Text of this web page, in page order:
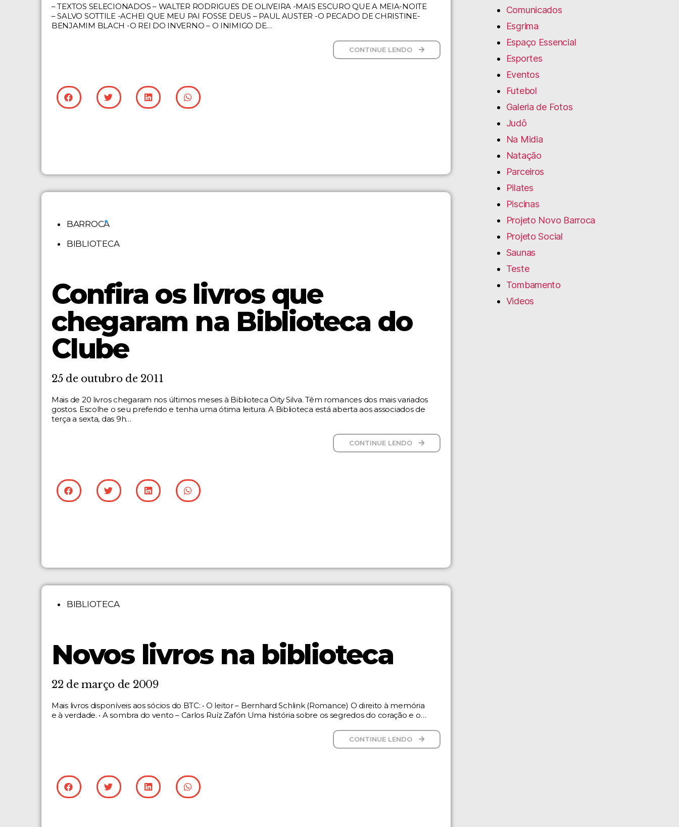
– TEXTOS SELECIONADOS – WALTER RODRIGUES DE OLIVEIRA -MAIS ESCURO QUE A MEIA-NOITE
– SALVO SOTTILE -ACHEI QUE MEU PAI FOSSE DEUS – PAUL AUSTER -O PECADO DE CHRISTINE-
BENJAMIM BLACH -O REI DO INVERNO – O INIMIGO DE…
CONTINUE LENDO
BARROCA
•
BIBLIOTECA
Confira os livros que
chegaram na Biblioteca do
Clube
25 de outubro de 2011
Mais de 20 livros chegaram nos últimos meses à Biblioteca Oity Silva. Têm romances dos mais variados
gostos. Escolhe o seu preferido e tenha uma ótima leitura. A Biblioteca está aberta aos associados de
terça a sexta, das 9h…
CONTINUE LENDO
BIBLIOTECA
Novos livros na biblioteca
22 de março de 2009
Mais livros disponíveis aos sócios do BTC: • O leitor – Bernhard Schlink (Romance) O direito à memória
e à verdade. • A sombra do vento – Carlos Ruíz Zafón Uma história sobre os segredos do coração e o…
CONTINUE LENDO
Comunicados
Esgrima
Espaço Essencial
Esportes
Eventos
Futebol
Galeria de Fotos
Judô
Na Midia
Natação
Parceiros
Pilates
Piscinas
Projeto Novo Barroca
Projeto Social
Saunas
Teste
Tombamento
Videos